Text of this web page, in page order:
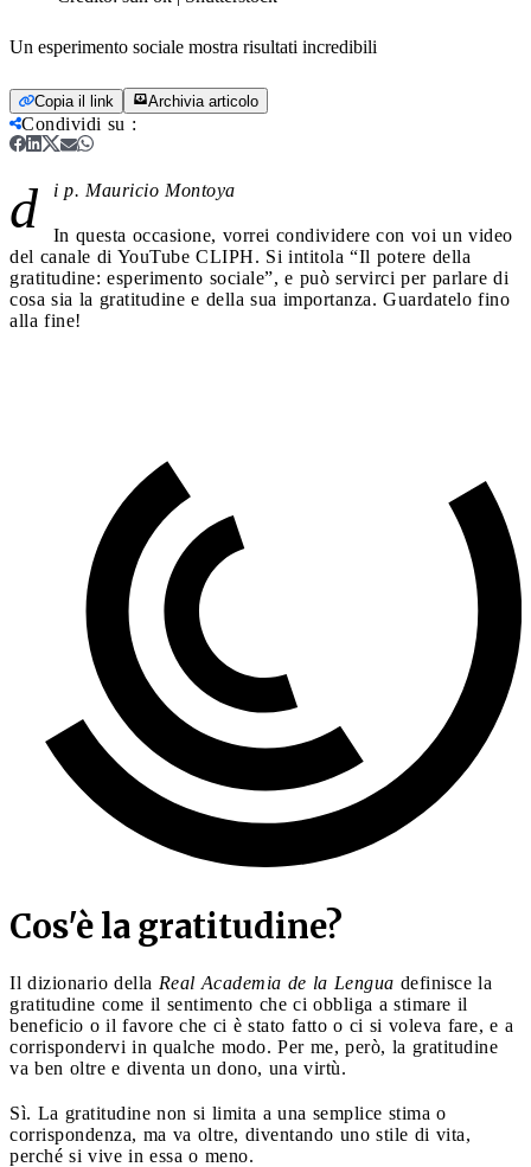
Un esperimento sociale mostra risultati incredibili
Copia il link Archivia articolo
Condividi su :
d i p. Mauricio Montoya
In questa occasione, vorrei condividere con voi un video
del canale di YouTube CLIPH. Si intitola “Il potere della
gratitudine: esperimento sociale”, e può servirci per parlare di
cosa sia la gratitudine e della sua importanza. Guardatelo fino
alla fine!
Cos'è la gratitudine?
Il dizionario della Real Academia de la Lengua definisce la
gratitudine come il sentimento che ci obbliga a stimare il
beneficio o il favore che ci è stato fatto o ci si voleva fare, e a
corrispondervi in qualche modo. Per me, però, la gratitudine
va ben oltre e diventa un dono, una virtù.
Sì. La gratitudine non si limita a una semplice stima o
corrispondenza, ma va oltre, diventando uno stile di vita,
perché si vive in essa o meno.